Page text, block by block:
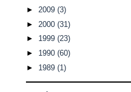
► 2009 (3)
► 2000 (31)
► 1999 (23)
► 1990 (60)
► 1989 (1)